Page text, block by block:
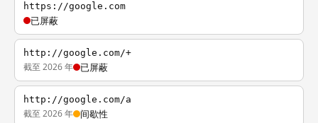
https://google.com
已屏蔽
http://google.com/+
截至 2026 年 已屏蔽
http://google.com/a
截至 2026 年 间歇性